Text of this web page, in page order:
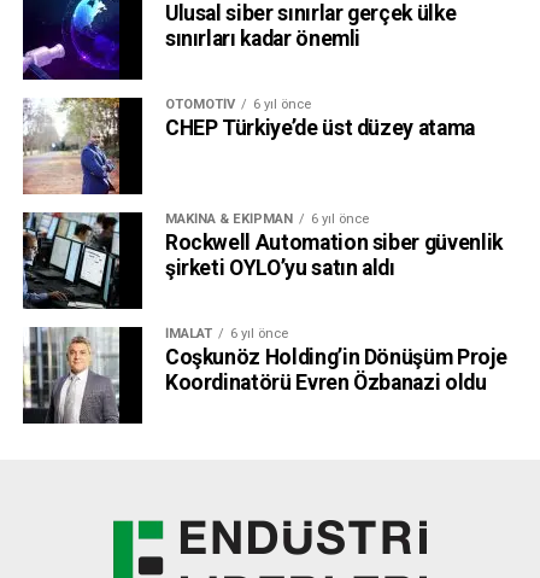
Ulusal siber sınırlar gerçek ülke
sınırları kadar önemli
OTOMOTIV 6 yıl önce
CHEP Türkiye’de üst düzey atama
MAKINA & EKIPMAN 6 yıl önce
Rockwell Automation siber güvenlik
şirketi OYLO’yu satın aldı
İMALAT 6 yıl önce
Coşkunöz Holding’in Dönüşüm Proje
Koordinatörü Evren Özbanazi oldu